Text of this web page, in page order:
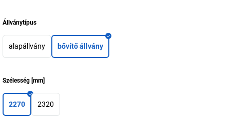
Állványtípus
alapállvány bővítő állvány
Szélesség [mm]
2270 2320